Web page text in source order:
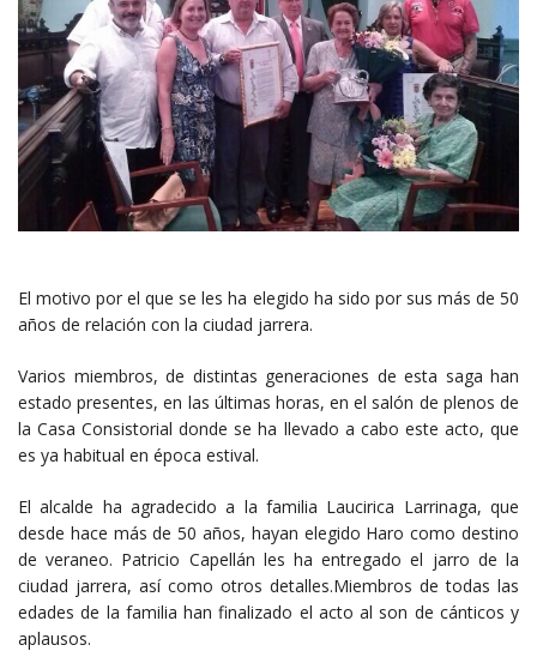
El motivo por el que se les ha elegido ha sido por sus más de 50
años de relación con la ciudad jarrera.
Varios miembros, de distintas generaciones de esta saga han
estado presentes, en las últimas horas, en el salón de plenos de
la Casa Consistorial donde se ha llevado a cabo este acto, que
es ya habitual en época estival.
El alcalde ha agradecido a la familia Laucirica Larrinaga, que
desde hace más de 50 años, hayan elegido Haro como destino
de veraneo. Patricio Capellán les ha entregado el jarro de la
ciudad jarrera, así como otros detalles.Miembros de todas las
edades de la familia han finalizado el acto al son de cánticos y
aplausos.